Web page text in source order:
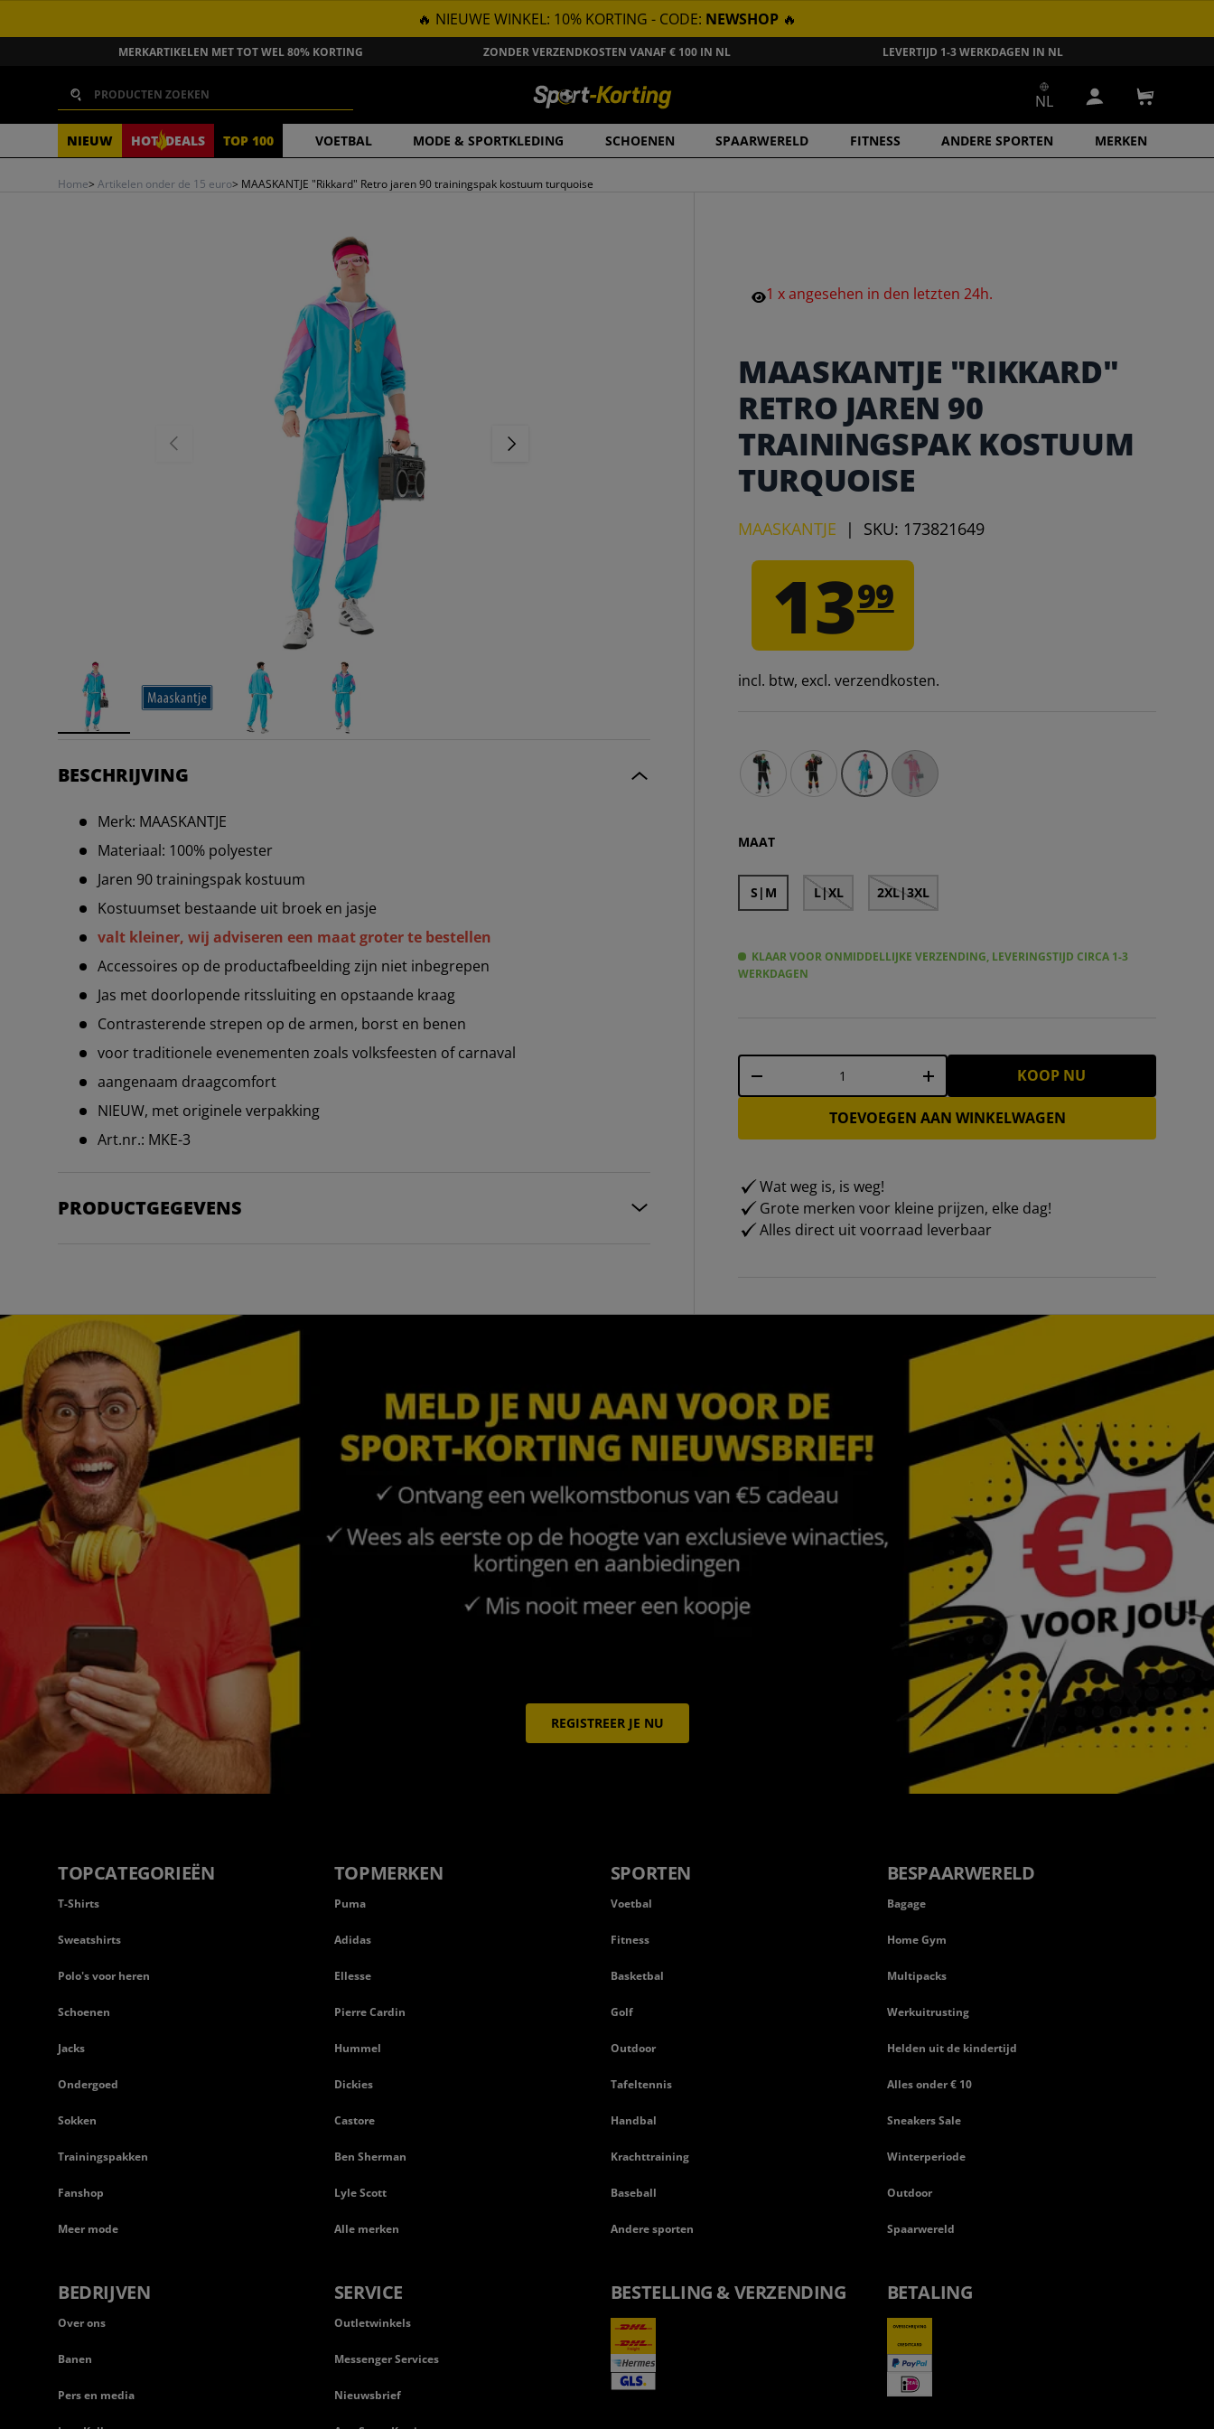
GA NAAR INHOUD
🔥 NIEUWE WINKEL: 10% KORTING - CODE: NEWSHOP 🔥
MERKARTIKELEN MET TOT WEL 80% KORTING ZONDER VERZENDKOSTEN VANAF € 100 IN NL LEVERTIJD 1-3 WERKDAGEN IN NL
NIEUW HOT DEALS TOP 100 VOETBAL MODE & SPORTKLEDING SCHOENEN SPAARWERELD FITNESS ANDERE SPORTEN MERKEN
Zoeken
NL Inloggen
Home> Artikelen onder de 15 euro> MAASKANTJE "Rikkard" Retro jaren 90 trainingspak kostuum turquoise
VORIGE VOLGENDE
BESCHRIJVING
Merk: MAASKANTJE
Materiaal: 100% polyester
Jaren 90 trainingspak kostuum
Kostuumset bestaande uit broek en jasje
valt kleiner, wij adviseren een maat groter te bestellen
Accessoires op de productafbeelding zijn niet inbegrepen
Jas met doorlopende ritssluiting en opstaande kraag
Contrasterende strepen op de armen, borst en benen
voor traditionele evenementen zoals volksfeesten of carnaval
aangenaam draagcomfort
NIEUW, met originele verpakking
Art.nr.: MKE-3
PRODUCTGEGEVENS
1xangesehen in den letzten24h.
MAASKANTJE "RIKKARD"
RETRO JAREN 90
TRAININGSPAK KOSTUUM
TURQUOISE
MAASKANTJE | SKU: 173821649
1399
incl. btw, excl. verzendkosten.
MAAT
S|M L|XL 2XL|3XL
KLAAR VOOR ONMIDDELLIJKE VERZENDING, LEVERINGSTIJD CIRCA 1-3
WERKDAGEN
Aantal
- + KOOP NU
TOEVOEGEN AAN WINKELWAGEN
Wat weg is, is weg!
Grote merken voor kleine prijzen, elke dag!
Alles direct uit voorraad leverbaar
REGISTREER JE NU
TOPCATEGORIEËN
T-Shirts
Sweatshirts
Polo's voor heren
Schoenen
Jacks
Ondergoed
Sokken
Trainingspakken
Fanshop
Meer mode
TOPMERKEN
Puma
Adidas
Ellesse
Pierre Cardin
Hummel
Dickies
Castore
Ben Sherman
Lyle Scott
Alle merken
SPORTEN
Voetbal
Fitness
Basketbal
Golf
Outdoor
Tafeltennis
Handbal
Krachttraining
Baseball
Andere sporten
BESPAARWERELD
Bagage
Home Gym
Multipacks
Werkuitrusting
Helden uit de kindertijd
Alles onder € 10
Sneakers Sale
Winterperiode
Outdoor
Spaarwereld
BEDRIJVEN
Over ons
Banen
Pers en media
SERVICE
Outletwinkels
Messenger Services
Nieuwsbrief
BESTELLING & VERZENDING BETALING